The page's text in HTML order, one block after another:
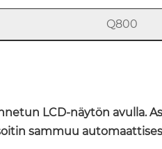
Q800
LCD-näytön avulla.
sammuu